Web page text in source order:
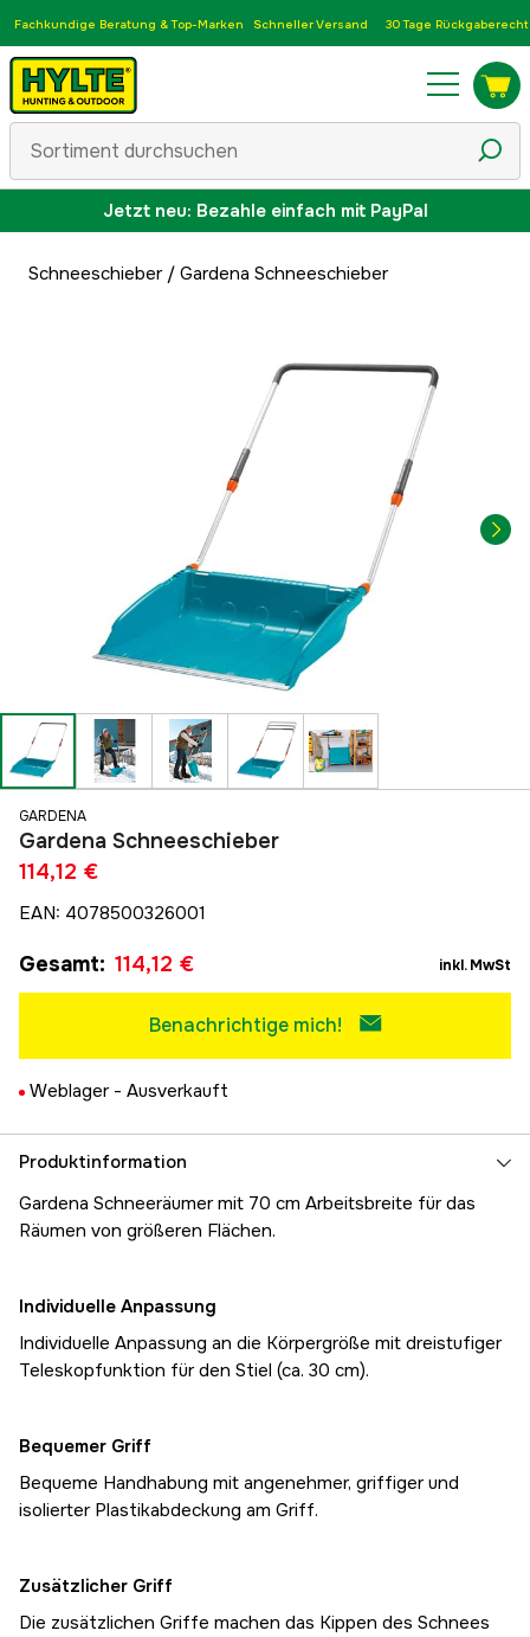
Fachkundige Beratung & Top-Marken Schneller Versand 30 Tage Rückgaberecht
Jetzt neu: Bezahle einfach mit PayPal
Schneeschieber/ Gardena Schneeschieber
GARDENA
Gardena Schneeschieber
114,12 €
EAN: 4078500326001
Gesamt: 114,12 € inkl. MwSt
Benachrichtige mich!
Weblager - Ausverkauft
Produktinformation
Gardena Schneeräumer mit 70 cm Arbeitsbreite für das
Räumen von größeren Flächen.
Individuelle Anpassung
Individuelle Anpassung an die Körpergröße mit dreistufiger
Teleskopfunktion für den Stiel (ca. 30 cm).
Bequemer Griff
Bequeme Handhabung mit angenehmer, griffiger und
isolierter Plastikabdeckung am Griff.
Zusätzlicher Griff
Die zusätzlichen Griffe machen das Kippen des Schnees